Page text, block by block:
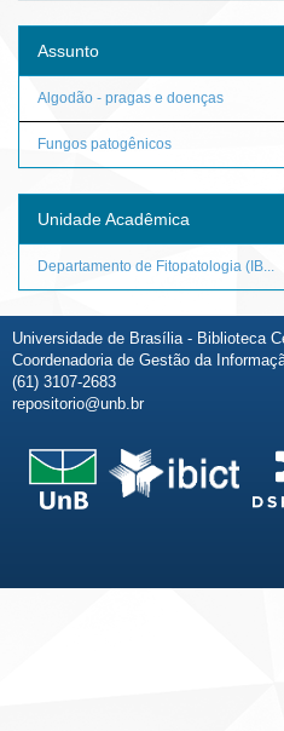
Assunto
Algodão - pragas e doenças
Fungos patogênicos
Unidade Acadêmica
Departamento de Fitopatologia (IB...
Universidade de Brasília - Biblioteca
Coordenadoria de Gestão da
(61) 3107-2683
repositorio@unb.br